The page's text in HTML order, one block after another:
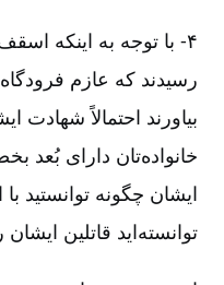
۴-‏‏‏‏ با توجه به اینکه
رسیدند که عازم فرودگاه
بیاورند احتمالاً
خانواده‌‌تان دارای
ایشان چگونه توانستید با
توانسته‌‌اید قاتلین